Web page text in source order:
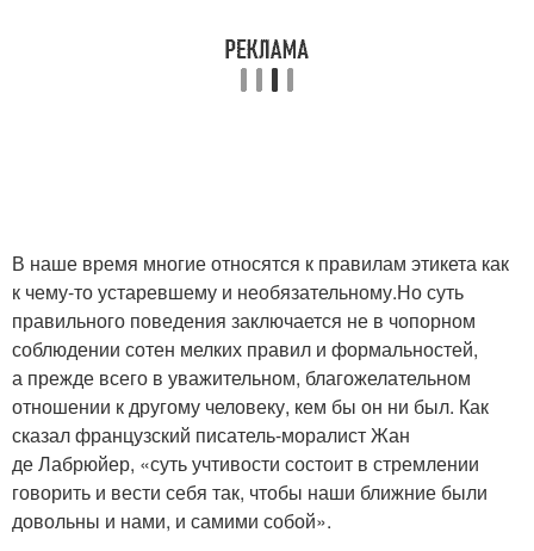
В наше время многие относятся к правилам этикета как
к чему-то устаревшему и необязательному.Но суть
правильного поведения заключается не в чопорном
соблюдении сотен мелких правил и формальностей,
а прежде всего в уважительном, благожелательном
отношении к другому человеку, кем бы он ни был. Как
сказал французский писатель-моралист Жан
де Лабрюйер, «суть учтивости состоит в стремлении
говорить и вести себя так, чтобы наши ближние были
довольны и нами, и самими собой».